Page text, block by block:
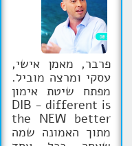
פרבר, מאמן אישי,
עסקי ומרצה מוביל.
מפתח שיטת אימון
DIB - different is
the NEW better
מתוך האמונה שמה